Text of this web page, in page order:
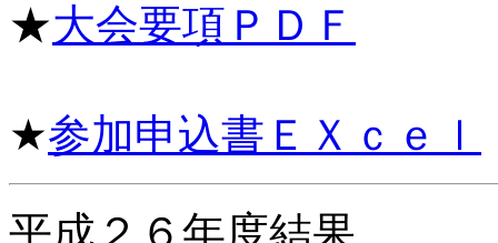
★大会要項ＰＤＦ
★参加申込書ＥＸｃｅｌ
平成２６年度結果